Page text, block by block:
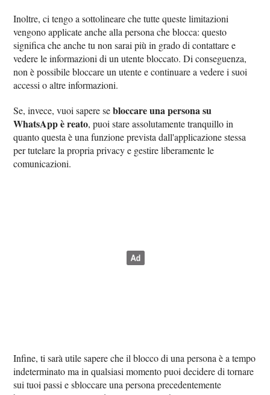
Inoltre, ci tengo a sottolineare che tutte queste limitazioni
vengono applicate anche alla persona che blocca: questo
significa che anche tu non sarai più in grado di contattare e
vedere le informazioni di un utente bloccato. Di conseguenza,
non è possibile bloccare un utente e continuare a vedere i suoi
accessi o altre informazioni.
Se, invece, vuoi sapere sebloccare una persona su
WhatsApp è reato, puoi stare assolutamente tranquillo in
quanto questa è una funzione prevista dall'applicazione stessa
per tutelare la propria privacy e gestire liberamente le
comunicazioni.
Infine, ti sarà utile sapere che il blocco di una persona è a tempo
indeterminato ma in qualsiasi momento puoi decidere di tornare
sui tuoi passi e sbloccare una persona precedentemente